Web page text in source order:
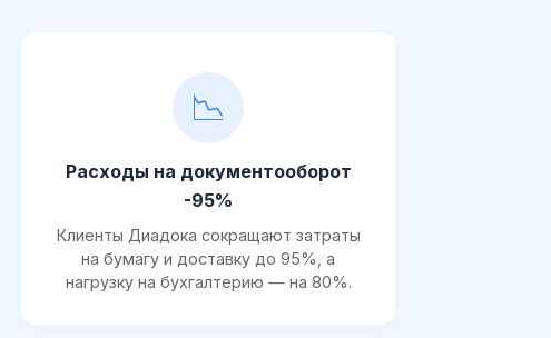
📉
Расходы на документооборот
-95%
Клиенты Диадока сокращают затраты
на бумагу и доставку до 95%, а
нагрузку на бухгалтерию — на 80%.